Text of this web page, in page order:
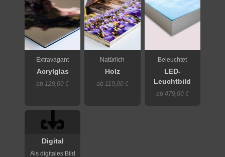
Extravagant
Acrylglas
ab 129,00 €
Natürlich
Holz
ab 119,00 €
Beleuchtet
LED-
Leuchtbild
ab 479,00 €
Digital
Als digitales Bild